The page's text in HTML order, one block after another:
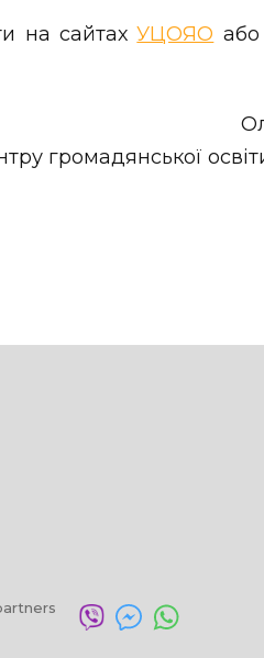
на сайтахУЦОЯО або
громадянської